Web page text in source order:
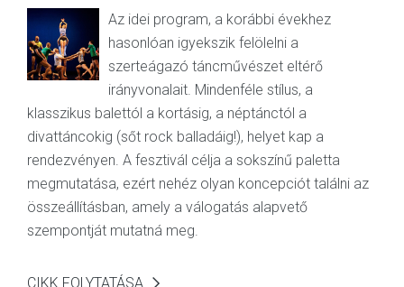
Az idei program, a korábbi évekhez
hasonlóan igyekszik felölelni a
szerteágazó táncművészet eltérő
irányvonalait. Mindenféle stílus, a
klasszikus balettól a kortásig, a néptánctól a
divattáncokig (sőt rock balladáig!), helyet kap a
rendezvényen. A fesztivál célja a sokszínű paletta
megmutatása, ezért nehéz olyan koncepciót találni az
összeállításban, amely a válogatás alapvető
szempontját mutatná meg.
CIKK FOLYTATÁSA